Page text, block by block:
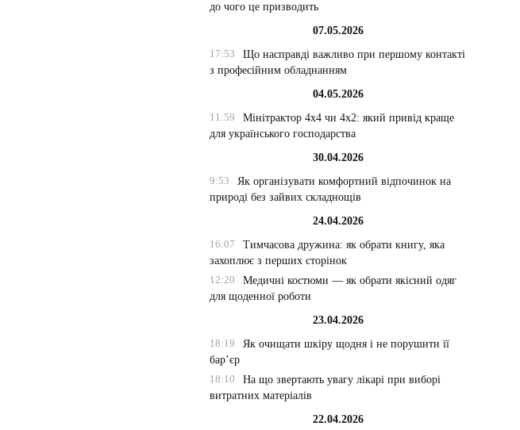
до чого це призводить
07.05.2026
17:53
Що насправді важливо при першому контакті
з професійним обладнанням
04.05.2026
11:59
Мінітрактор 4х4 чи 4х2: який привід краще
для українського господарства
30.04.2026
9:53
Як організувати комфортний відпочинок на
природі без зайвих складнощів
24.04.2026
16:07
Тимчасова дружина: як обрати книгу, яка
захоплює з перших сторінок
12:20
Медичні костюми — як обрати якісний одяг
для щоденної роботи
23.04.2026
18:19
Як очищати шкіру щодня і не порушити її
бар’єр
18:10
На що звертають увагу лікарі при виборі
витратних матеріалів
22.04.2026